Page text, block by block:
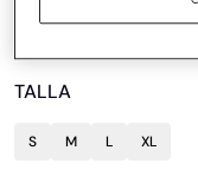
19 €64,95 €70%
TALLA
S M L XL